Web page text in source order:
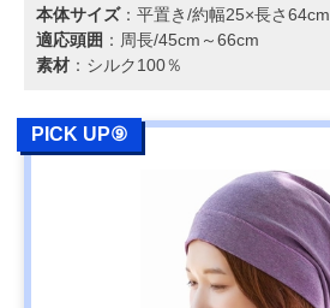
本体サイズ：平置き/約幅25×長さ64cm
適応頭囲 ：周長/45cm～66cm
素材 ：シルク100％
PICK UP⑨